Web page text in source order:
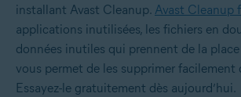
installant Avast Cleanup. Avast Cleanup
applications inutilisées, les fichiers en
données inutiles qui prennent de la
vous permet de les supprimer facilement
Essayez-le gratuitement dès aujourd’hui.